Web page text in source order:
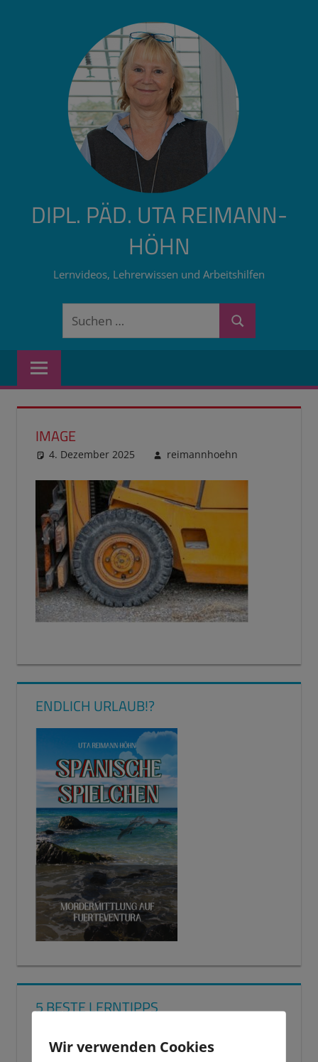
DIPL. PÄD. UTA REIMANN-
HÖHN
Lernvideos, Lehrerwissen und Arbeitshilfen
Suchen
Suchen
IMAGE
4. Dezember 2025 reimannhoehn
ENDLICH URLAUB!?
5 BESTE LERNTIPPS
Video-
Wir verwenden Cookies